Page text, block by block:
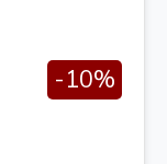
-10%